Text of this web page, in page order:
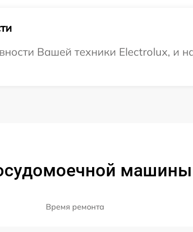
Вашей техники Electrolux, и
машины
Время ремонта